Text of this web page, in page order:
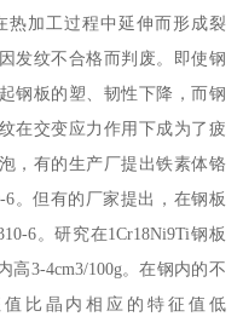
热加工过程中延伸而形成裂
发纹不合格而判废。即使钢
钢板的塑、韧性下降，而钢
在交变应力作用下成为了疲
，有的生产厂提出铁素体铬
。但有的厂家提出，在钢板
6。研究在1Cr18Ni9Ti钢板
3-4cm3/100g。在钢内的不
比晶内相应的特征值低